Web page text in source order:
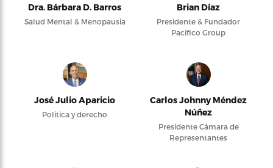
Dra. Bárbara D. Barros
Salud Mental & Menopausia
Brian Díaz
Presidente & Fundador
Pacifico Group
José Julio Aparicio
Política y derecho
Carlos Johnny Méndez
Núñez
Presidente Cámara de
Representantes